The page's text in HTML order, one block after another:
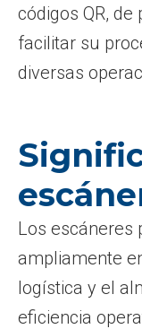
códigos QR,
facilitar su
diversas
Los escáneres
ampliamente
logística y el
eficiencia